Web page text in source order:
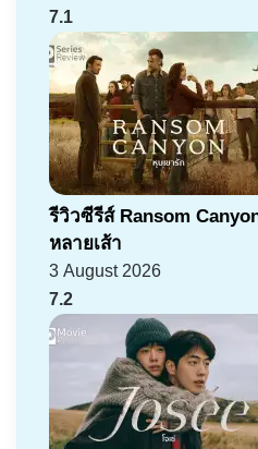
7.1
รีวิวซีรีส์ Ransom
หลายเส้า
3 August 2026
7.2